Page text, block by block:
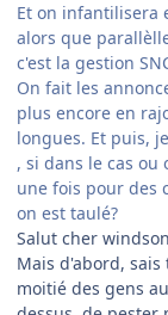
Et on infantilisera
alors que
c'est la gestion
On fait les
plus encore en
longues. Et puis,
, si dans le cas ou
une fois pour des
on est taulé?
Salut cher
Mais d'abord,
moitié des gens